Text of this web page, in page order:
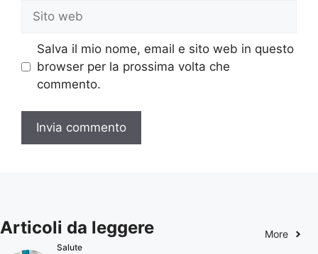
web
Salva il mio nome, email e sito web in questo
browser per la prossima volta che
commento.
Articoli da leggere More
Salute